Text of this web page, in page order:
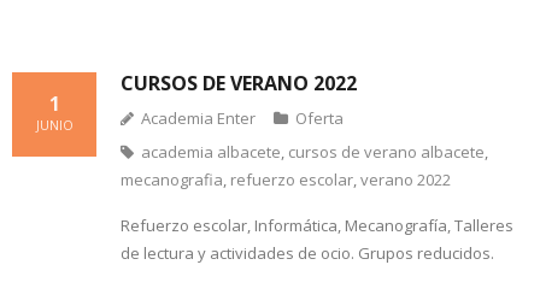
CURSOS DE VERANO 2022
1
JUNIO Academia Enter
Oferta
academia albacete, cursos de verano albacete,
mecanografia, refuerzo escolar,verano 2022
Refuerzo escolar, Informática, Mecanografía, Talleres
de lectura y actividades de ocio. Grupos reducidos.